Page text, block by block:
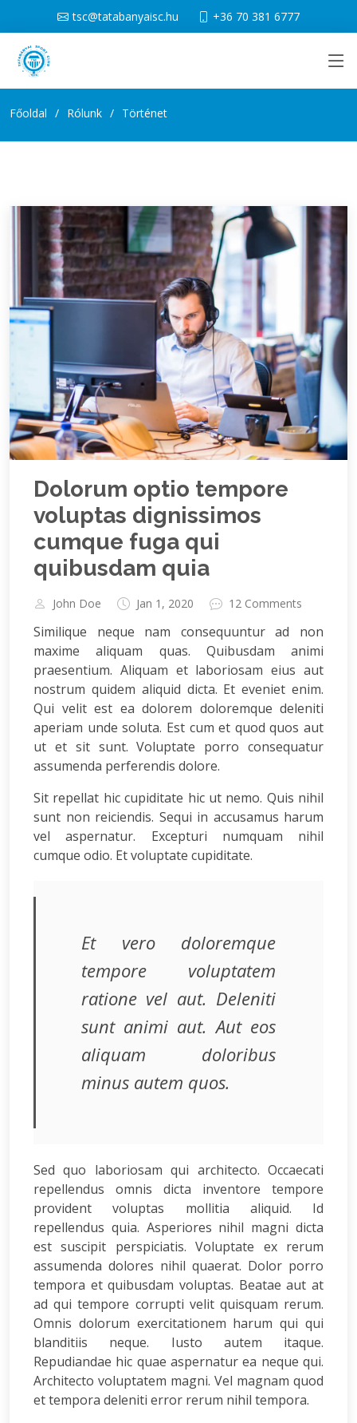
tsc@tatabanyaisc.hu +36 70 381 6777
Főoldal Rólunk Történet
Dolorum optio tempore
voluptas dignissimos
cumque fuga qui
quibusdam quia
John Doe Jan 1, 2020 12 Comments
Similique neque nam consequuntur ad non
maxime aliquam quas. Quibusdam animi
praesentium. Aliquam et laboriosam eius aut
nostrum quidem aliquid dicta. Et eveniet enim.
Qui velit est ea dolorem doloremque deleniti
aperiam unde soluta. Est cum et quod quos aut
ut et sit sunt. Voluptate porro consequatur
assumenda perferendis dolore.
Sit repellat hic cupiditate hic ut nemo. Quis nihil
sunt non reiciendis. Sequi in accusamus harum
vel aspernatur. Excepturi numquam nihil
cumque odio. Et voluptate cupiditate.
Et vero doloremque
tempore voluptatem
ratione vel aut. Deleniti
sunt animi aut. Aut eos
aliquam doloribus
minus autem quos.
Sed quo laboriosam qui architecto. Occaecati
repellendus omnis dicta inventore tempore
provident voluptas mollitia aliquid. Id
repellendus quia. Asperiores nihil magni dicta
est suscipit perspiciatis. Voluptate ex rerum
assumenda dolores nihil quaerat. Dolor porro
tempora et quibusdam voluptas. Beatae aut at
ad qui tempore corrupti velit quisquam rerum.
Omnis dolorum exercitationem harum qui qui
blanditiis neque. Iusto autem itaque.
Repudiandae hic quae aspernatur ea neque qui.
Architecto voluptatem magni. Vel magnam quod
et tempora deleniti error rerum nihil tempora.